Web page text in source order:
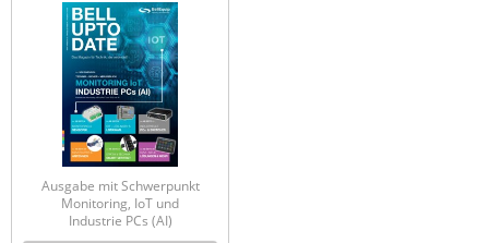
WATTECO
Westermo
ZPE Systems
News zu unseren Herstellern
Ausgabe mit Schwerpunkt
Monitoring, IoT und
Industrie PCs (AI)